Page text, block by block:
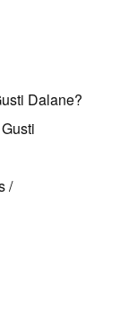
Dalane?
/